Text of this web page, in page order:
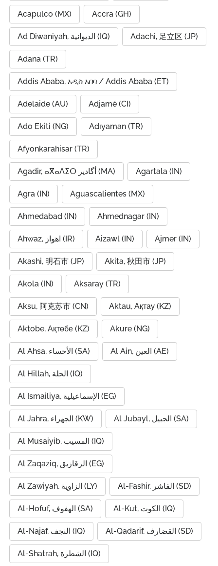
Acapulco (MX) Accra (GH)
Ad Diwaniyah, الديوانية (IQ) Adachi, 足立区 (JP)
Adana (TR)
Addis Ababa, አዲስ አበባ / Addis Ababa (ET)
Adelaide (AU) Adjamé (CI)
Ado Ekiti (NG) Adıyaman (TR)
Afyonkarahisar (TR)
Agadir, ⴰⴳⴰⴷⵉⵔ أگادیر (MA) Agartala (IN)
Agra (IN) Aguascalientes (MX)
Ahmedabad (IN) Ahmednagar (IN)
Ahwaz, اهواز (IR) Aizawl (IN) Ajmer (IN)
Akashi, 明石市 (JP) Akita, 秋田市 (JP)
Akola (IN) Aksaray (TR)
Aksu, 阿克苏市 (CN) Aktau, Ақтау (KZ)
Aktobe, Ақтөбе (KZ) Akure (NG)
Al Ahsa, الأحساء (SA) Al Ain, العين (AE)
Al Hillah, الحلة (IQ)
Al Ismailiya, الإسماعيلية (EG)
Al Jahra, الجهراء (KW) Al Jubayl, الجبيل (SA)
Al Musaiyib, المسيب (IQ)
Al Zaqaziq, الزقازيق (EG)
Al Zawiyah, الزاوية (LY) Al-Fashir, الفاشر (SD)
Al-Hofuf, الهفوف (SA) Al-Kut, الكوت (IQ)
Al-Najaf, النجف (IQ) Al-Qadarif, القضارف (SD)
Al-Shatrah, الشطرة (IQ)